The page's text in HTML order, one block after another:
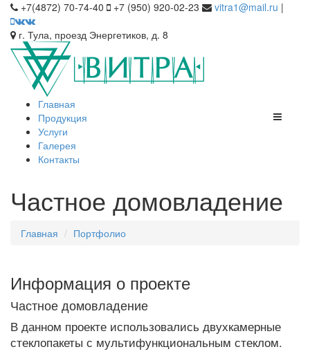
+7(4872) 70-74-40 +7 (950) 920-02-23 vitra1@mail.ru |
г. Тула, проезд Энергетиков, д. 8
Главная
Продукция
Услуги
Галерея
Контакты
Частное домовладение
Главная Портфолио
Информация о проекте
Частное домовладение
В данном проекте использовались двухкамерные
стеклопакеты с мультифункциональным стеклом.